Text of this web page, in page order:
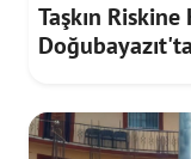
Taşkın